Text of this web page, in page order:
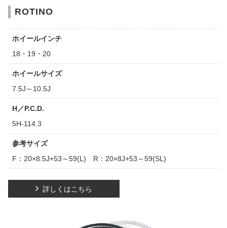
ROTINO
ホイールインチ
18・19・20
ホイールサイズ
7.5J～10.5J
H／P.C.D.
5H-114.3
参考サイズ
F：20×8.5J+53～59(L) R：20×8J+53～59(SL)
詳しくはこちら